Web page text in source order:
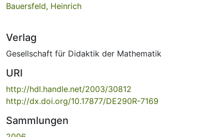
Bauersfeld, Heinrich
Verlag
Gesellschaft für Didaktik der Mathematik
URI
http://hdl.handle.net/2003/30812
http://dx.doi.org/10.17877/DE290R-7169
Sammlungen